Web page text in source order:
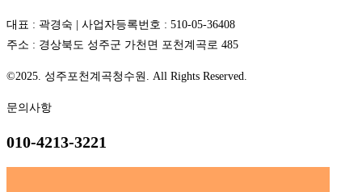
대표 : 곽경숙 | 사업자등록번호 : 510-05-36408
주소 : 경상북도 성주군 가천면 포천계곡로 485
©2025. 성주포천계곡청수원. All Rights Reserved.
문의사항
010-4213-3221